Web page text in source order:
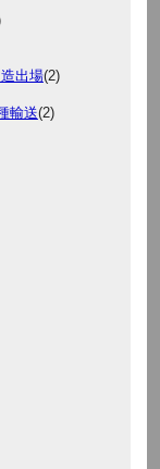
出場(2)
輸送(2)